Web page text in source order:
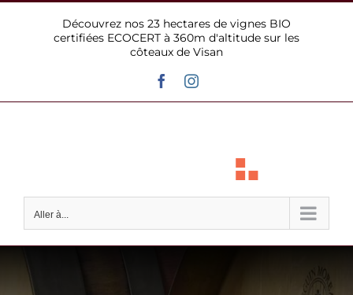
Découvrez nos 23 hectares de vignes BIO
certifiées ECOCERT à 360m d'altitude sur les
côteaux de Visan
FacebookInstagram
Aller à...